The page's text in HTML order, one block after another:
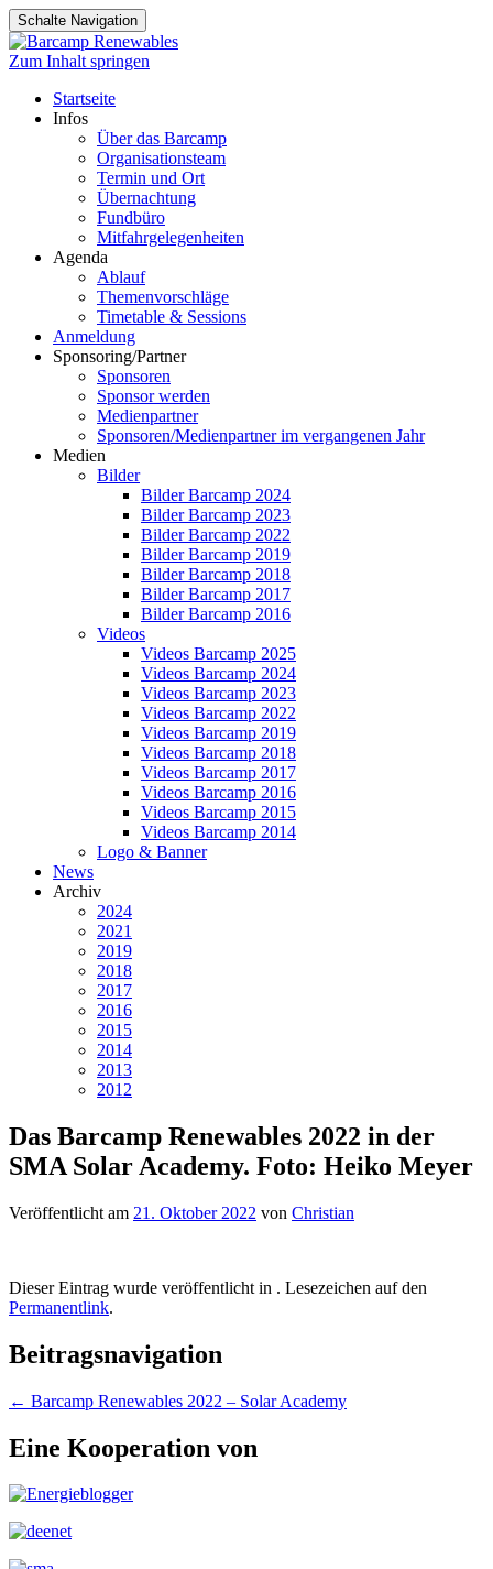
Schalte Navigation
Zum Inhalt springen
Startseite
Infos
Über das Barcamp
Organisationsteam
Termin und Ort
Übernachtung
Fundbüro
Mitfahrgelegenheiten
Agenda
Ablauf
Themenvorschläge
Timetable & Sessions
Anmeldung
Sponsoring/Partner
Sponsoren
Sponsor werden
Medienpartner
Sponsoren/Medienpartner im vergangenen Jahr
Medien
Bilder
Bilder Barcamp 2024
Bilder Barcamp 2023
Bilder Barcamp 2022
Bilder Barcamp 2019
Bilder Barcamp 2018
Bilder Barcamp 2017
Bilder Barcamp 2016
Videos
Videos Barcamp 2025
Videos Barcamp 2024
Videos Barcamp 2023
Videos Barcamp 2022
Videos Barcamp 2019
Videos Barcamp 2018
Videos Barcamp 2017
Videos Barcamp 2016
Videos Barcamp 2015
Videos Barcamp 2014
Logo & Banner
News
Archiv
2024
2021
2019
2018
2017
2016
2015
2014
2013
2012
Das Barcamp Renewables 2022 in der
SMA Solar Academy. Foto: Heiko Meyer
Veröffentlicht am 21. Oktober 2022 von Christian
Dieser Eintrag wurde veröffentlicht in . Lesezeichen auf den
Permanentlink.
Beitragsnavigation
← Barcamp Renewables 2022 – Solar Academy
Eine Kooperation von